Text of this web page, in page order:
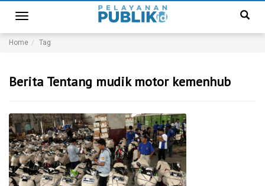
Toggle
navigation
Home Tag
Berita Tentang mudik motor kemenhub